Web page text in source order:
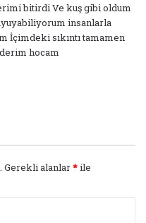
bitirdi Ve kuş gibi oldum
insanlarla
İçimdeki sıkıntı tamamen
hocam
Gerekli alanlar*ile